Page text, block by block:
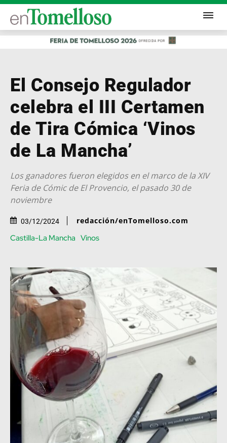
El Consejo Regulador
celebra el III Certamen
de Tira Cómica ‘Vinos
de La Mancha’
Los ganadores fueron elegidos en el marco de la XIV
Feria de Cómic de El Provencio, el pasado 30 de
noviembre
03/12/2024 redacción/enTomelloso.com
Castilla-La Mancha Vinos